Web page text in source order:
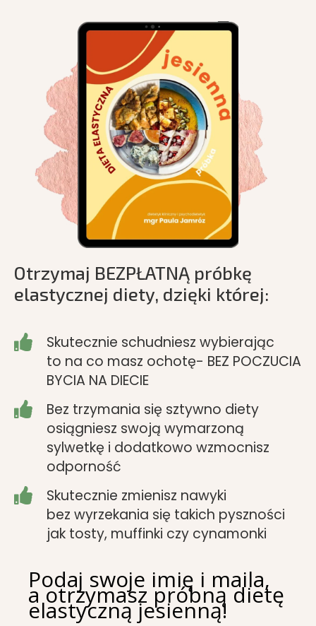
Otrzymaj BEZPŁATNĄ próbkę
elastycznej diety, dzięki której:
Skutecznie schudniesz wybierając
to na co masz ochotę- BEZ POCZUCIA
BYCIA NA DIECIE
Bez trzymania się sztywno diety
osiągniesz swoją wymarzoną
sylwetkę i dodatkowo wzmocnisz
odporność
Skutecznie zmienisz nawyki
bez wyrzekania się takich pyszności
jak tosty, muffinki czy cynamonki
Podaj swoje imię i maila,
a otrzymasz próbną dietę
elastyczną jesienną!